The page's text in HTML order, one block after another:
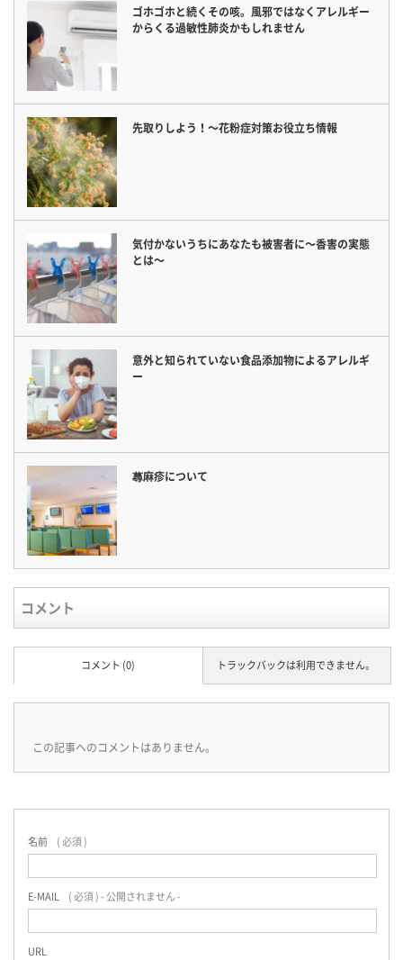
ゴホゴホと続くその咳。風邪ではなくアレルギー
からくる過敏性肺炎かもしれません
先取りしよう！〜花粉症対策お役立ち情報
気付かないうちにあなたも被害者に〜香害の実態
とは〜
意外と知られていない食品添加物によるアレルギ
ー
蕁麻疹について
コメント
トラックバックは利用できません。
コメント (0)
この記事へのコメントはありません。
名前 ( 必須 )
E-MAIL ( 必須 ) - 公開されません -
URL